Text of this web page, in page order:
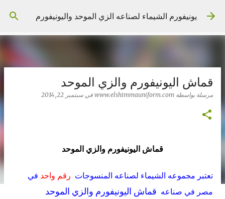
التخطي إلى المحتوى الرئيسي
يونيفورم الشيماء لصناعه الزي الموحد واليونيفورم
قماش اليونيفورم والزي الموحد
مرسلة بواسطة www.elshimmauniform.com في سبتمبر 22, 2014
قماش اليونيفورم والزي الموحد
تعتبر مجموعه الشيماء لصناعه المنسوجات رقم واحد في
مصر في صناعه قماش اليونيفورم والزي الموحد